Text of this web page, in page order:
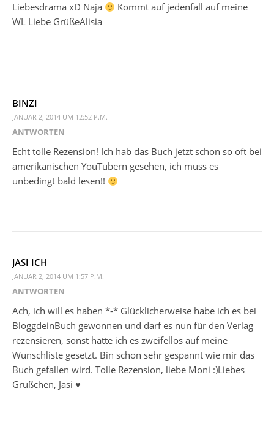
Liebesdrama xD Naja
Kommt auf jedenfall auf meine
WL Liebe GrüßeAlisia
BINZI
JANUAR 2, 2014 UM 12:52 P.M.
ANTWORTEN
Echt tolle Rezension! Ich hab das Buch jetzt schon so oft bei
amerikanischen YouTubern gesehen, ich muss es
unbedingt bald lesen!!
JASI ICH
JANUAR 2, 2014 UM 1:57 P.M.
ANTWORTEN
Ach, ich will es haben *-* Glücklicherweise habe ich es bei
BloggdeinBuch gewonnen und darf es nun für den Verlag
rezensieren, sonst hätte ich es zweifellos auf meine
Wunschliste gesetzt. Bin schon sehr gespannt wie mir das
Buch gefallen wird. Tolle Rezension, liebe Moni :)Liebes
Grüßchen, Jasi ♥